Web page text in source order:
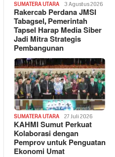
SUMATERA UTARA 3 Agustus 2026
Rakercab Perdana JMSI
Tabagsel, Pemerintah
Tapsel Harap Media Siber
Jadi Mitra Strategis
Pembangunan
SUMATERA UTARA 27 Juli 2026
KAHMI Sumut Perkuat
Kolaborasi dengan
Pemprov untuk Penguatan
Ekonomi Umat